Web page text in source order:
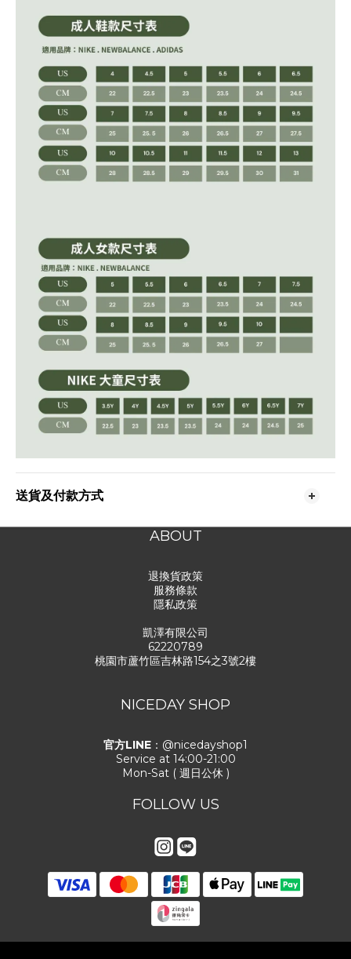
送貨及付款方式
ABOUT
退換貨政策
服務條款
隱私政策
凱澤有限公司
62220789
桃園市蘆竹區吉林路154之3號2樓
NICEDAY SHOP
官方LINE ：@nicedayshop1
Service at 14:00-21:00
Mon-Sat ( 週日公休 )
FOLLOW US